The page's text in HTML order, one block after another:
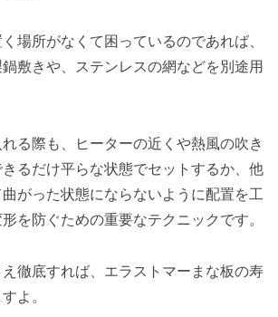
場所がなくて困っているのであれば、
敷きや、ステンレスの網などを別途用
る際も、ヒーターの近くや熱風の吹き
るだけ平らな状態でセットするか、他
がった状態にならないように配置を工
を防ぐための重要なテクニックです。
徹底すれば、エラストマーまな板の寿
よ。